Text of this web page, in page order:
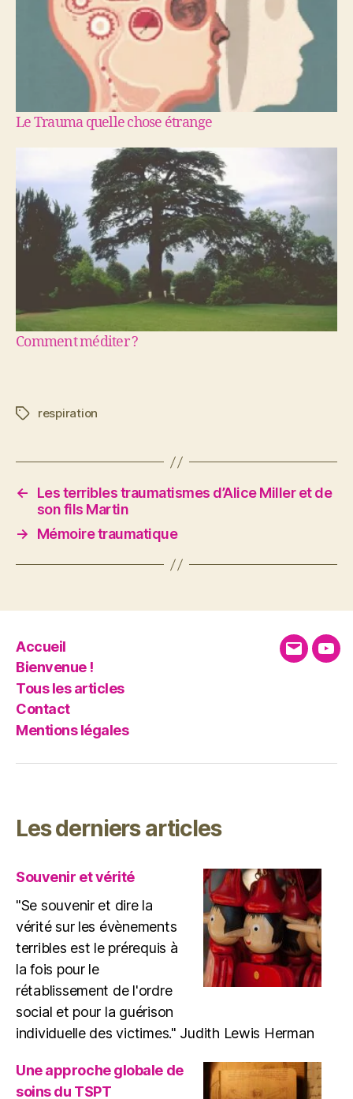
Le Trauma quelle chose étrange
Comment méditer ?
Étiquettes
respiration
←
Les terribles traumatismes d’Alice Miller et de
son fils Martin
→
Mémoire traumatique
Accueil
Bienvenue !
Tous les articles
Contact
Mentions légales
E-
Les derniers articles
Souvenir et vérité
"Se souvenir et dire la
vérité sur les évènements
terribles est le prérequis à
la fois pour le
rétablissement de l'ordre
social et pour la guérison
individuelle des victimes." Judith Lewis Herman
Une approche globale de
soins du TSPT